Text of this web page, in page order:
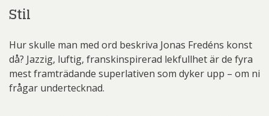
Stil
Hur skulle man med ord beskriva Jonas Fredéns konst
då? Jazzig, luftig, franskinspirerad lekfullhet är de fyra
mest framträdande superlativen som dyker upp – om ni
frågar undertecknad.